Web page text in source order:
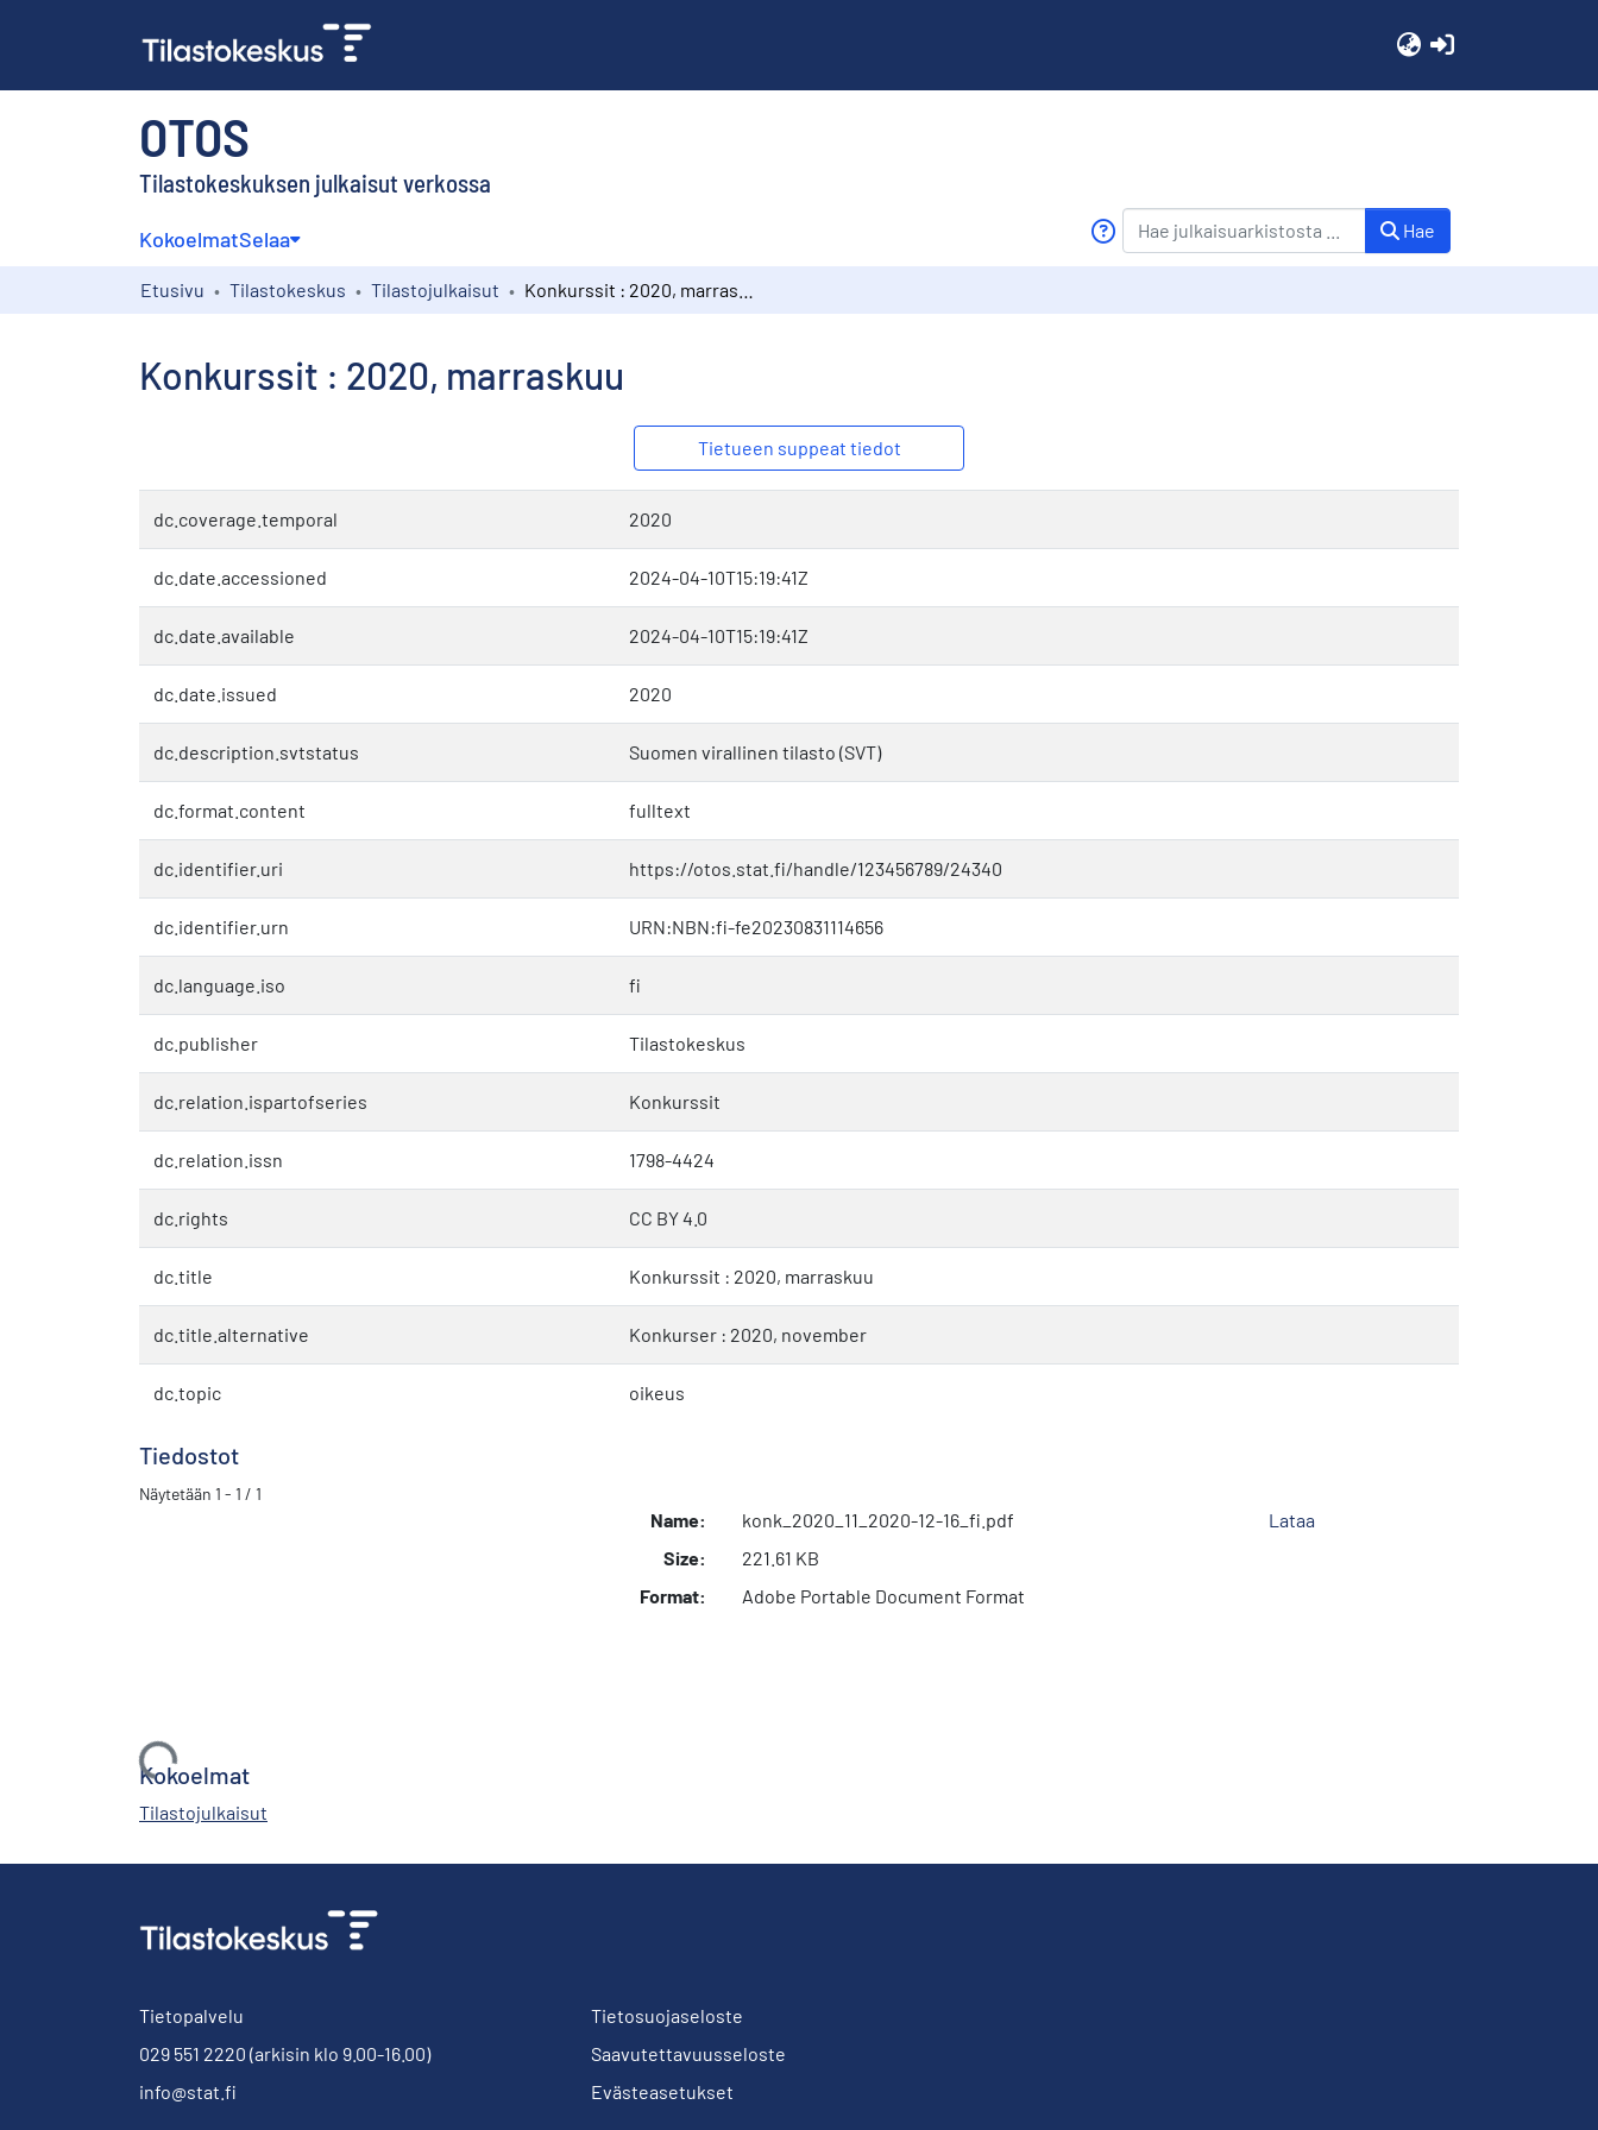
OTOS
Tilastokeskuksen julkaisut verkossa
KokoelmatSelaa Hae
Etusivu Tilastokeskus Tilastojulkaisut
Konkurssit : 2020, marraskuu
Tietueen suppeat tiedot
dc.coverage.temporal 2020
dc.date.accessioned 2024-04-10T15:19:41Z
dc.date.available 2024-04-10T15:19:41Z
dc.date.issued 2020
dc.description.svtstatus Suomen virallinen tilasto (SVT)
dc.format.content fulltext
dc.identifier.uri https://otos.stat.fi/handle/123456789/24340
dc.identifier.urn URN:NBN:fi-fe20230831114656
dc.language.iso fi
dc.publisher Tilastokeskus
dc.relation.ispartofseries Konkurssit
dc.relation.issn 1798-4424
dc.rights CC BY 4.0
dc.title Konkurssit : 2020, marraskuu
dc.title.alternative Konkurser : 2020, november
dc.topic oikeus
Tiedostot
Näytetään 1 - 1 / 1
Ladataan...
Name:
konk_2020_11_2020-12-16_fi.pdf
Size:
221.61 KB
Format:
Adobe Portable Document Format
Lataa
Kokoelmat
Tilastojulkaisut
Tietopalvelu
029 551 2220 (arkisin klo 9.00-16.00)
info@stat.fi
Tietosuojaseloste
Saavutettavuusseloste
Evästeasetukset